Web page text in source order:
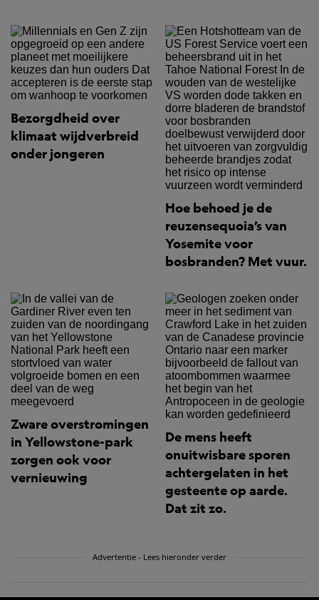
Bezorgdheid over
klimaat wijdverbreid
onder jongeren
Hoe behoed je de
reuzensequoia’s van
Yosemite voor
bosbranden? Met vuur.
Zware overstromingen
in Yellowstone-park
zorgen ook voor
vernieuwing
De mens heeft
onuitwisbare sporen
achtergelaten in het
gesteente op aarde.
Dat zit zo.
Advertentie - Lees hieronder verder